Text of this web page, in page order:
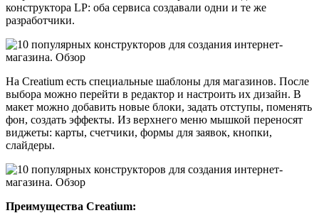
конструктора LP: оба сервиса создавали одни и те же
разработчики.
На Creatium есть специальные шаблоны для магазинов. После
выбора можно перейти в редактор и настроить их дизайн. В
макет можно добавить новые блоки, задать отступы, поменять
фон, создать эффекты. Из верхнего меню мышкой переносят
виджеты: карты, счетчики, формы для заявок, кнопки,
слайдеры.
Преимущества Creatium: